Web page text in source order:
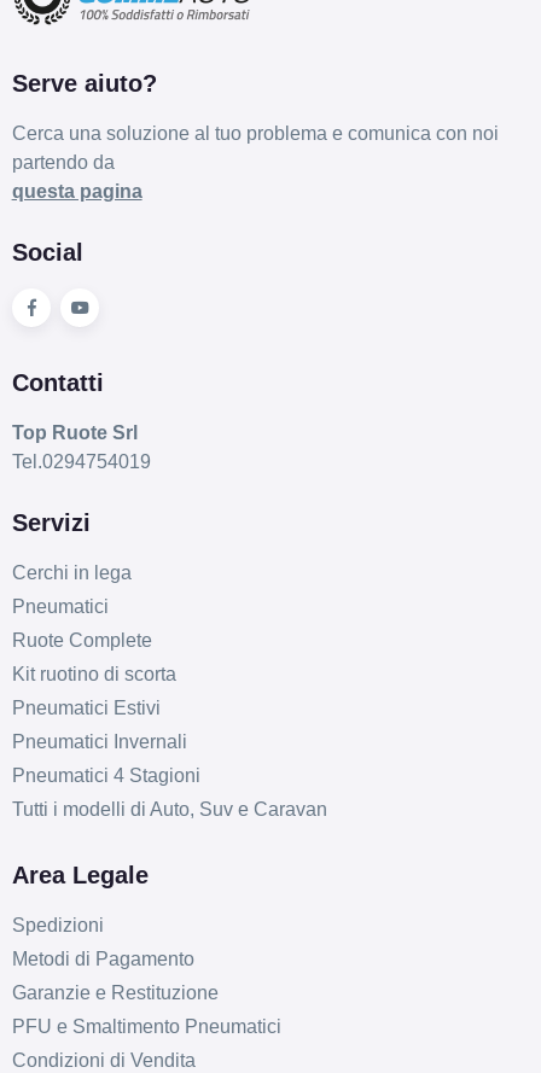
Disponibile
155/65 R13 73T ECO
Disponibile
Serve aiuto?
Cerca una soluzione al tuo problema e comunica con noi
partendo da
questa pagina
Social
Contatti
Top Ruote Srl
Tel.0294754019
Servizi
Cerchi in lega
Pneumatici
Ruote Complete
Kit ruotino di scorta
Pneumatici Estivi
Pneumatici Invernali
Pneumatici 4 Stagioni
Tutti i modelli di Auto, Suv e Caravan
Area Legale
Spedizioni
Metodi di Pagamento
Garanzie e Restituzione
PFU e Smaltimento Pneumatici
Condizioni di Vendita